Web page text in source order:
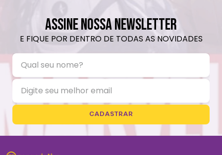
ASSINE NOSSA NEWSLETTER
E FIQUE POR DENTRO DE TODAS AS NOVIDADES
CADASTRAR